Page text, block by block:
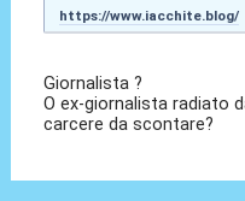
https://www.iacchite.blog/
Giornalista ?
O ex-giornalista radiato
carcere da scontare?